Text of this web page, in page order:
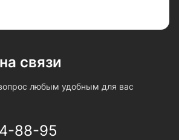
связи
любым удобным для вас
88-95